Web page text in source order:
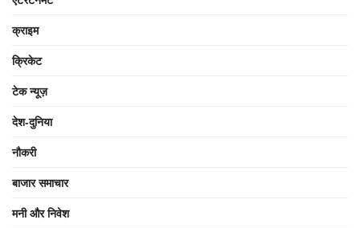
क्राइम
क्रिकेट
टेक न्यूज़
देश-दुनिया
नौकरी
बाजार समाचार
मनी और निवेश